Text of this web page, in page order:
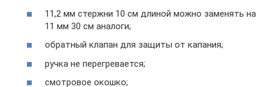
11,2 мм стержни 10 см длиной можно заменять на
11 мм 30 см аналоги;
обратный клапан для защиты от капания;
ручка не перегревается;
смотровое окошко;